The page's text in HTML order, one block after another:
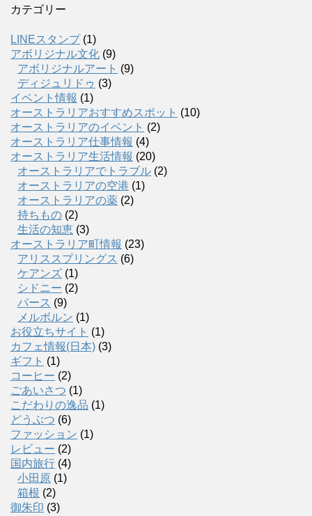
カテゴリー
LINEスタンプ(1)
アボリジナル文化 (9)
アボリジナルアート (9)
ディジュリドゥ (3)
イベント情報 (1)
オーストラリアおすすめスポット (10)
オーストラリアのイベント (2)
オーストラリア仕事情報 (4)
オーストラリア生活情報 (20)
オーストラリアでトラブル (2)
オーストラリアの空港 (1)
オーストラリアの薬 (2)
持ちもの (2)
生活の知恵 (3)
オーストラリア町情報 (23)
アリススプリングス (6)
ケアンズ (1)
シドニー (2)
パース (9)
メルボルン (1)
お役立ちサイト (1)
カフェ情報(日本) (3)
ギフト (1)
コーヒー (2)
ごあいさつ (1)
こだわりの逸品 (1)
どうぶつ (6)
ファッション (1)
レビュー (2)
国内旅行 (4)
小田原 (1)
箱根 (2)
御朱印 (3)